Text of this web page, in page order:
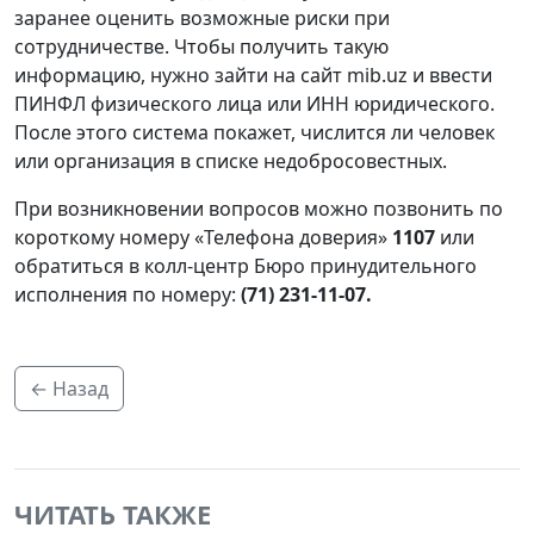
заранее оценить возможные риски при
сотрудничестве. Чтобы получить такую
информацию, нужно зайти на сайт mib.uz и ввести
ПИНФЛ физического лица или ИНН юридического.
После этого система покажет, числится ли человек
или организация в списке недобросовестных.
При возникновении вопросов можно позвонить по
короткому номеру «Телефона доверия» 1107 или
обратиться в колл-центр Бюро принудительного
исполнения по номеру: (71) 231-11-07.
← Назад
ЧИТАТЬ ТАКЖЕ